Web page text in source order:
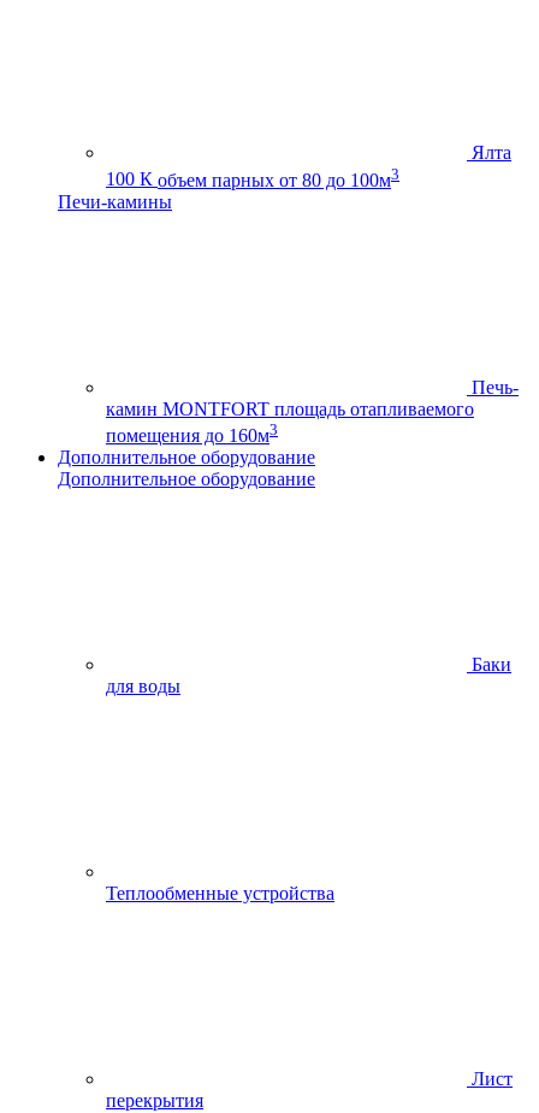
Ялта
100 К объем парных от 80 до 100м3
Печи-камины
Печь-
камин MONTFORT площадь отапливаемого
помещения до 160м3
Дополнительное оборудование
Дополнительное оборудование
Баки
для воды
Теплообменные устройства
Лист
перекрытия